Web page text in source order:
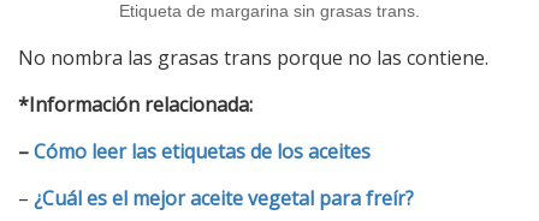
Etiqueta de margarina sin grasas trans.
No nombra las grasas trans porque no las contiene.
*Información relacionada:
–Cómo leer las etiquetas de los aceites
– ¿Cuál es el mejor aceite vegetal para freír?